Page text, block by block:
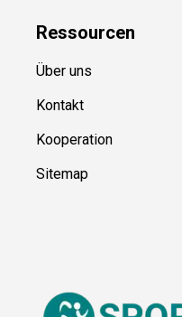
Ressourcen
Über uns
Kontakt
Kooperation
Sitemap